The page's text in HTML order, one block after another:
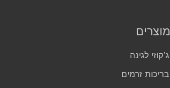
מוצרים
ג’קוזי לגינה
בריכות זרמים